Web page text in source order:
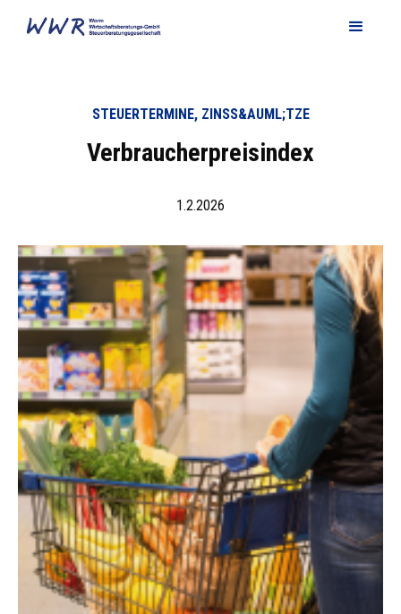
STEUERTERMINE, ZINSS&AUML;TZE
Verbraucherpreisindex
1.2.2026